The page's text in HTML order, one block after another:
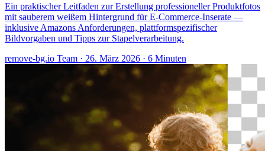
Ein praktischer Leitfaden zur Erstellung professioneller Produktfotos
mit sauberem weißem Hintergrund für E-Commerce-Inserate —
inklusive Amazons Anforderungen, plattformspezifischer
Bildvorgaben und Tipps zur Stapelverarbeitung.
remove-bg.io Team · 26. März 2026 · 6 Minuten